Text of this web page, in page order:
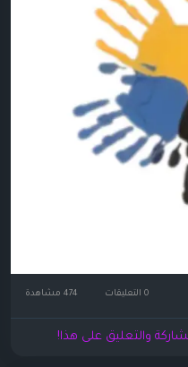
0 التعليقات
والتعليق على هذا!